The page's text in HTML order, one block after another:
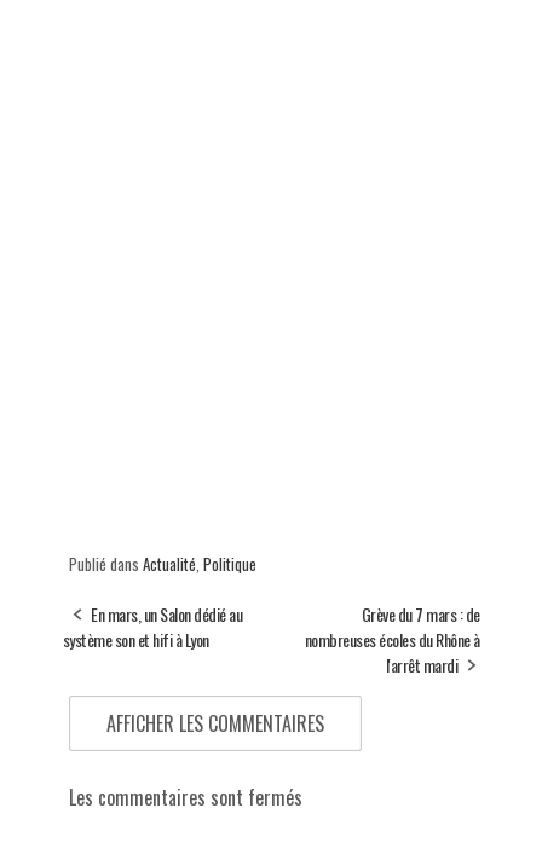
Publié dans Actualité, Politique
En mars, un Salon dédié au
système son et hifi à Lyon
Grève du 7 mars : de
nombreuses écoles du Rhône à
l'arrêt mardi
AFFICHER LES COMMENTAIRES
Les commentaires sont fermés